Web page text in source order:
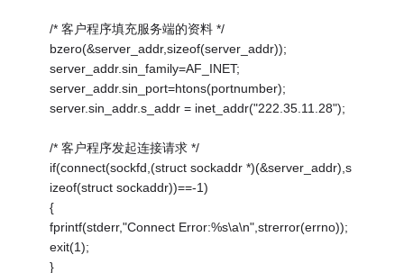
/* 客户程序填充服务端的资料 */
bzero(&server_addr,sizeof(server_addr));
server_addr.sin_family=AF_INET;
server_addr.sin_port=htons(portnumber);
server.sin_addr.s_addr = inet_addr("222.35.11.28");
/* 客户程序发起连接请求 */
if(connect(sockfd,(struct sockaddr *)(&server_addr),s
izeof(struct sockaddr))==-1)
{
fprintf(stderr,"Connect Error:%s\a\n",strerror(errno));
exit(1);
}